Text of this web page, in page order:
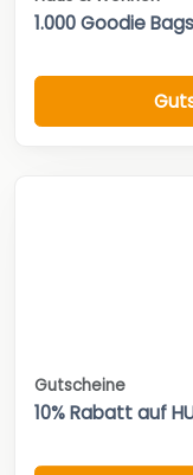
1.000 Goodie
Gutscheine
10% Rabatt auf